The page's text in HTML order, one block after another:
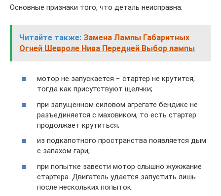
Основные признаки того, что деталь неисправна:
Читайте также: Замена Лампы Габаритных
Огней Шевроле Нива Передней Выбор лампы
мотор не запускается − стартер не крутится,
тогда как присутствуют щелчки;
при запущенном силовом агрегате бендикс не
разъединяется с маховиком, то есть стартер
продолжает крутиться;
из подкапотного пространства появляется дым
с запахом гари;
при попытке завести мотор слышно жужжание
стартера. Двигатель удается запустить лишь
после нескольких попыток.